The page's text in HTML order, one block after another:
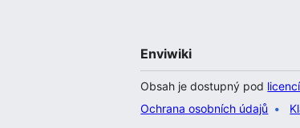
Enviwiki
Obsah je dostupný pod
Ochrana osobních údajů